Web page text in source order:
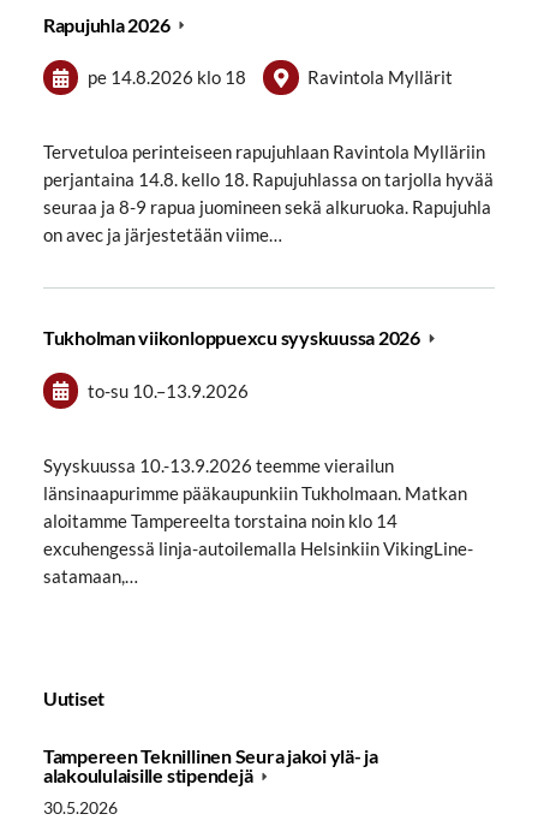
Rapujuhla 2026
pe 14.8.2026 klo 18 Ravintola Myllärit
Tervetuloa perinteiseen rapujuhlaan Ravintola Mylläriin
perjantaina 14.8. kello 18. Rapujuhlassa on tarjolla hyvää
seuraa ja 8-9 rapua juomineen sekä alkuruoka. Rapujuhla
on avec ja järjestetään viime…
Tukholman viikonloppuexcu syyskuussa 2026
to-su 10.–13.9.2026
Syyskuussa 10.-13.9.2026 teemme vierailun
länsinaapurimme pääkaupunkiin Tukholmaan. Matkan
aloitamme Tampereelta torstaina noin klo 14
excuhengessä linja-autoilemalla Helsinkiin VikingLine-
satamaan,…
Uutiset
Tampereen Teknillinen Seura jakoi ylä- ja
alakoululaisille stipendejä
30.5.2026